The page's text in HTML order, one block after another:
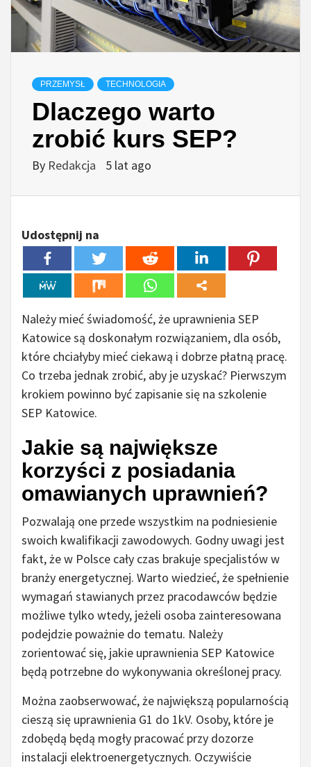
PRZEMYSŁ TECHNOLOGIA
Dlaczego warto
zrobić kurs SEP?
By Redakcja 5 lat ago
Udostępnij na
Należy mieć świadomość, że uprawnienia SEP
Katowice są doskonałym rozwiązaniem, dla osób,
które chciałyby mieć ciekawą i dobrze płatną pracę.
Co trzeba jednak zrobić, aby je uzyskać? Pierwszym
krokiem powinno być zapisanie się na szkolenie
SEP Katowice.
Jakie są największe
korzyści z posiadania
omawianych uprawnień?
Pozwalają one przede wszystkim na podniesienie
swoich kwalifikacji zawodowych. Godny uwagi jest
fakt, że w Polsce cały czas brakuje specjalistów w
branży energetycznej. Warto wiedzieć, że spełnienie
wymagań stawianych przez pracodawców będzie
możliwe tylko wtedy, jeżeli osoba zainteresowana
podejdzie poważnie do tematu. Należy
zorientować się, jakie uprawnienia SEP Katowice
będą potrzebne do wykonywania określonej pracy.
Można zaobserwować, że największą popularnością
cieszą się uprawnienia G1 do 1kV. Osoby, które je
zdobędą będą mogły pracować przy dozorze
instalacji elektroenergetycznych. Oczywiście